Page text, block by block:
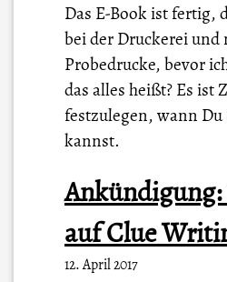
Das E-Book ist fertig,
bei der Druckerei und
Probedrucke, bevor
das alles heißt? Es ist
festzulegen, wann
kannst.
auf Clue
12. April 2017